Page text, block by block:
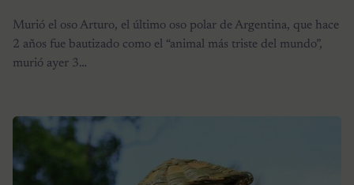
Murió el oso Arturo, el último oso polar de Argentina, que hace
2 años fue bautizado como el “animal más triste del mundo”,
murió ayer 3…